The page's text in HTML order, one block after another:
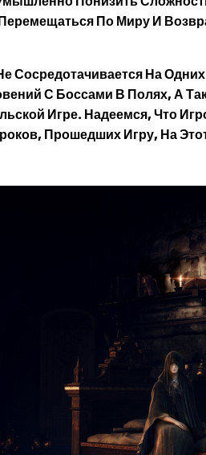
По Миру И
Сосредотачивается На
С Боссами В Полях, А
Игре. Надеемся, Что
Прошедших Игру, На